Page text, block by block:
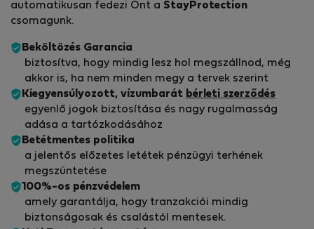
automatikusan fedezi Önt a StayProtection
csomagunk.
Beköltözés Garancia
biztosítva, hogy mindig lesz hol megszállnod, még
akkor is, ha nem minden megy a tervek szerint
Kiegyensúlyozott, vízumbarát bérleti szerződés
egyenlő jogok biztosítása és nagy rugalmasság
adása a tartózkodásához
Betétmentes politika
a jelentős előzetes letétek pénzügyi terhének
megszüntetése
100%-os pénzvédelem
amely garantálja, hogy tranzakciói mindig
biztonságosak és csalástól mentesek.